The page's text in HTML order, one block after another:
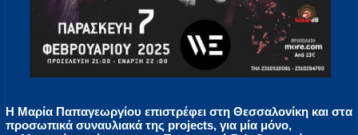
Η Μαρία Παπαγεωργίου επιστρέφει στη Θεσσαλονίκη και στα
προσωπικά συναυλιακά της projects, για μία μόνο,